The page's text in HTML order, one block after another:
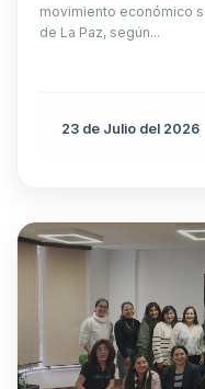
movimiento económico
de La Paz, según...
23 de Julio del 2026